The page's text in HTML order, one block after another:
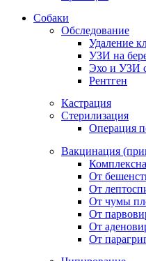
Собаки
Обследование
Удаление
УЗИ на
Эхо и УЗИ
Рентген
Кастрация
Стерилизация
Операция
Вакцинация
От
От
От чумы
От
От
От